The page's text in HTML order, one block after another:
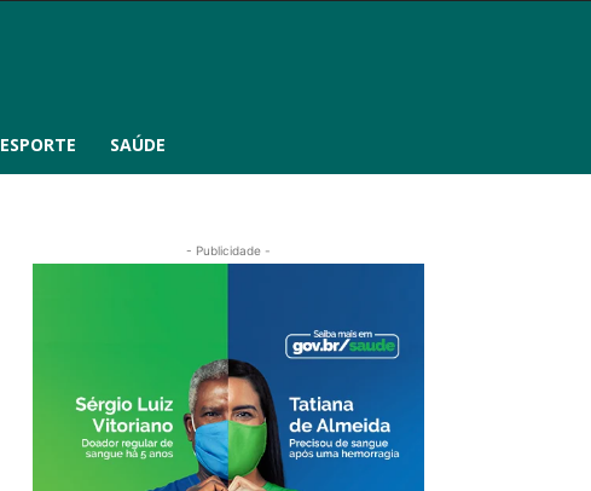
ESPORTE SAÚDE
- Publicidade -